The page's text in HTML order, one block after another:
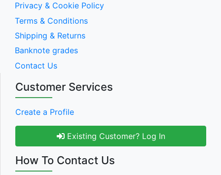
Privacy & Cookie Policy
Terms & Conditions
Shipping & Returns
Banknote grades
Contact Us
Customer Services
Create a Profile
Existing Customer? Log In
How To Contact Us